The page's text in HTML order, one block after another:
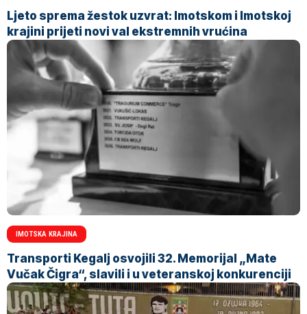
Ljeto sprema žestok uzvrat: Imotskom i Imotskoj
krajini prijeti novi val ekstremnih vrućina
IMOTSKA KRAJINA
Transporti Kegalj osvojili 32. Memorijal „Mate
Vučak Čigra“, slavili i u veteranskoj konkurenciji